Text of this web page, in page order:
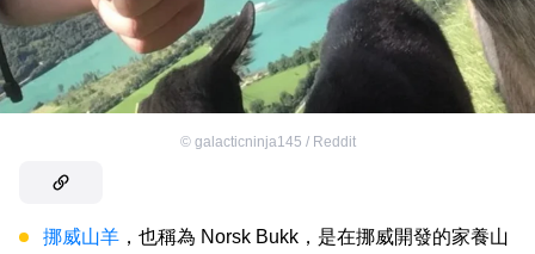
© galacticninja145 / Reddit
挪威山羊 ，也稱為 Norsk Bukk，是在挪威開發的家養山